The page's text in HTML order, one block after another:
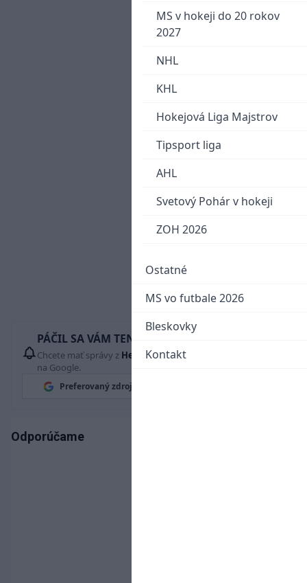
MS v hokeji do 20 rokov
2027
NHL
KHL
Hokejová Liga Majstrov
Tipsport liga
AHL
Svetový Pohár v hokeji
ZOH 2026
Ostatné
MS vo futbale 2026
Bleskovky
Kontakt
PÁČIL SA VÁM TENTO ČLÁNOK?
Chcete mať správy z Hetrik.skvždy ako prví? Pridajte si nás
na Google.
Preferovaný zdroj
Odporúčame